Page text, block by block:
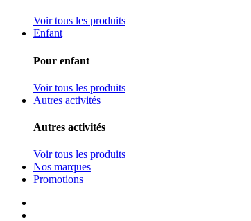
Voir tous les produits
Enfant
Pour enfant
Voir tous les produits
Autres activités
Autres activités
Voir tous les produits
Nos marques
Promotions